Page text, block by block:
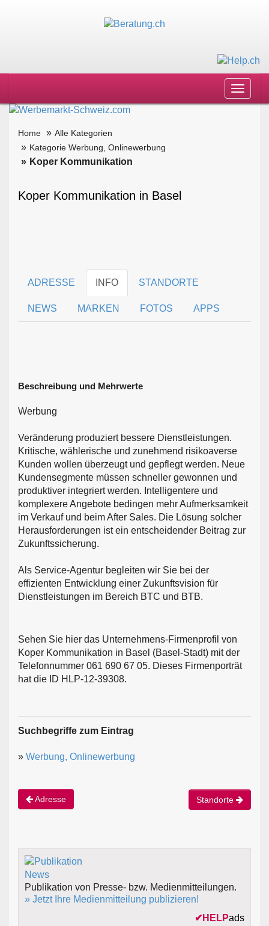
Toggle
Home
Alle Kategorien
Kategorie Werbung, Onlinewerbung
Koper Kommunikation
Koper Kommunikation in Basel
ADRESSE INFO STANDORTE
NEWS MARKEN FOTOS APPS
Beschreibung und Mehrwerte
Werbung
Veränderung produziert bessere Dienstleistungen.
Kritische, wählerische und zunehmend risikoaverse
Kunden wollen überzeugt und gepflegt werden. Neue
Kundensegmente müssen schneller gewonnen und
produktiver integriert werden. Intelligentere und
komplexere Angebote bedingen mehr Aufmerksamkeit
im Verkauf und beim After Sales. Die Lösung solcher
Herausforderungen ist ein entscheidender Beitrag zur
Zukunftssicherung.
Als Service-Agentur begleiten wir Sie bei der
effizienten Entwicklung einer Zukunftsvision für
Dienstleistungen im Bereich BTC und BTB.
Sehen Sie hier das Unternehmens-Firmenprofil von
Koper Kommunikation in Basel (Basel-Stadt) mit der
Telefonnummer 061 690 67 05. Dieses Firmenporträt
hat die ID HLP-12-39308.
Suchbegriffe zum Eintrag
» Werbung, Onlinewerbung
Adresse Standorte
Publikation von Presse- bzw. Medienmitteilungen.
» Jetzt Ihre Medienmitteilung publizieren!
✔ HELPads